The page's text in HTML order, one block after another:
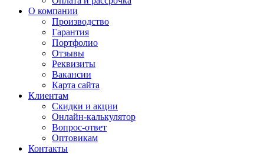
О компании
Производство
Гарантия
Портфолио
Отзывы
Реквизиты
Вакансии
Карта сайта
Клиентам
Скидки и акции
Онлайн-калькулятор
Вопрос-ответ
Оптовикам
Контакты